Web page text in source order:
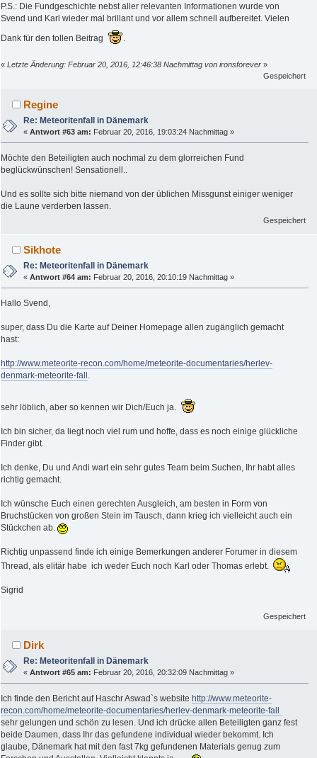
P.S.: Die Fundgeschichte nebst aller relevanten Informationen wurde von
Svend und Karl wieder mal brillant und vor allem schnell aufbereitet. Vielen
Dank für den tollen Beitrag
« Letzte Änderung: Februar 20, 2016, 12:46:38 Nachmittag von ironsforever »
Gespeichert
Regine
Re: Meteoritenfall in Dänemark
«Antwort #63 am: Februar 20, 2016, 19:03:24 Nachmittag »
Möchte den Beteiligten auch nochmal zu dem glorreichen Fund
beglückwünschen! Sensationell..
Und es sollte sich bitte niemand von der üblichen Missgunst einiger weniger
die Laune verderben lassen.
Gespeichert
Sikhote
Re: Meteoritenfall in Dänemark
«Antwort #64 am: Februar 20, 2016, 20:10:19 Nachmittag »
Hallo Svend,
super, dass Du die Karte auf Deiner Homepage allen zugänglich gemacht
hast:
http://www.meteorite-recon.com/home/meteorite-documentaries/herlev-
denmark-meteorite-fall
sehr löblich, aber so kennen wir Dich/Euch ja.
Ich bin sicher, da liegt noch viel rum und hoffe, dass es noch einige glückliche
Finder gibt.
Ich denke, Du und Andi wart ein sehr gutes Team beim Suchen, Ihr habt alles
richtig gemacht.
Ich wünsche Euch einen gerechten Ausgleich, am besten in Form von
Bruchstücken von großen Stein im Tausch, dann krieg ich vielleicht auch ein
Stückchen ab.
Richtig unpassend finde ich einige Bemerkungen anderer Forumer in diesem
Thread, als elitär habe ich weder Euch noch Karl oder Thomas erlebt.
Sigrid
Gespeichert
Dirk
Re: Meteoritenfall in Dänemark
«Antwort #65 am: Februar 20, 2016, 20:32:09 Nachmittag »
Ich finde den Bericht auf Haschr Aswad`s website http://www.meteorite-
recon.com/home/meteorite-documentaries/herlev-denmark-meteorite-fall
sehr gelungen und schön zu lesen. Und ich drücke allen Beteiligten ganz fest
beide Daumen, dass Ihr das gefundene individual wieder bekommt. Ich
glaube, Dänemark hat mit den fast 7kg gefundenen Materials genug zum